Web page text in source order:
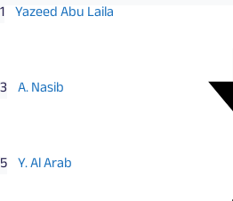
1 Yazeed Abu Laila
3 A. Nasib
5 Y. Al Arab